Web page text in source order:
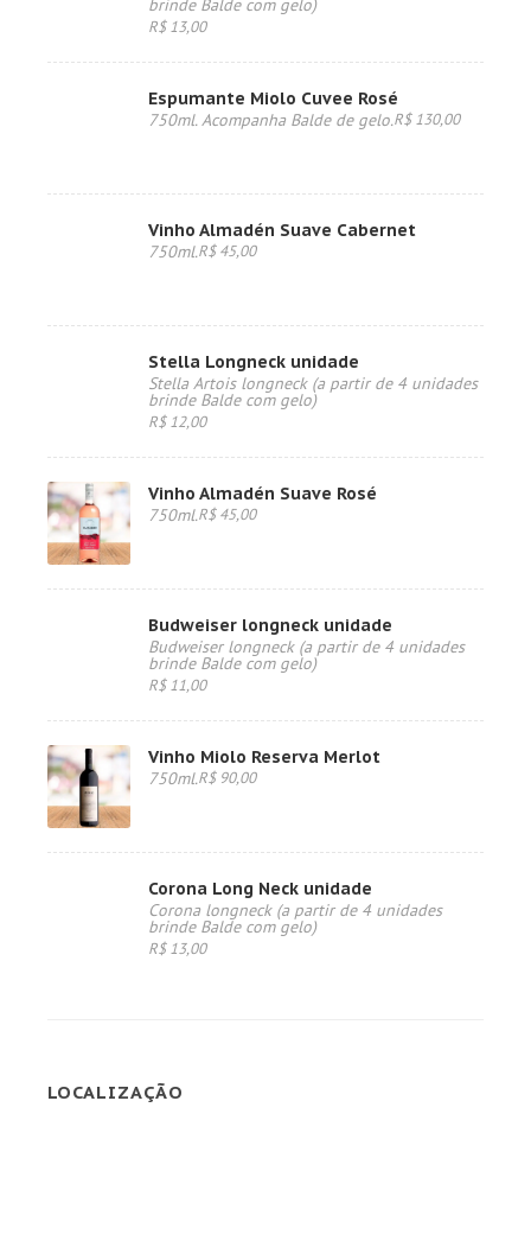
brinde Balde com gelo)
R$ 13,00
Espumante Miolo Cuvee Rosé
750ml. Acompanha Balde de gelo.R$ 130,00
Vinho Almadén Suave Cabernet
750ml.R$ 45,00
Stella Longneck unidade
Stella Artois longneck (a partir de 4 unidades
brinde Balde com gelo)
R$ 12,00
Vinho Almadén Suave Rosé
750ml.R$ 45,00
Budweiser longneck unidade
Budweiser longneck (a partir de 4 unidades
brinde Balde com gelo)
R$ 11,00
Vinho Miolo Reserva Merlot
750ml.R$ 90,00
Corona Long Neck unidade
Corona longneck (a partir de 4 unidades
brinde Balde com gelo)
R$ 13,00
LOCALIZAÇÃO